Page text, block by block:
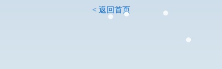
< 返回首页